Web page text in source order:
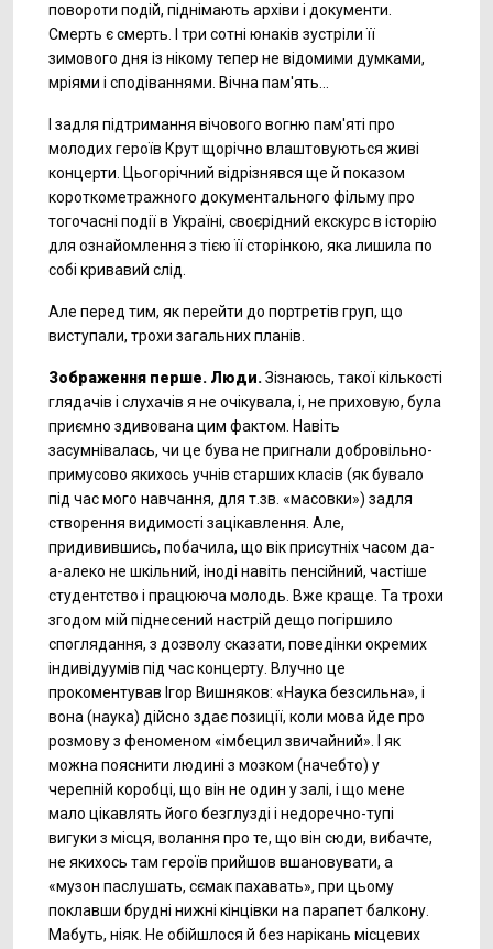
повороти подій, піднімають архіви і документи.
Смерть є смерть. І три сотні юнаків зустріли її
зимового дня із нікому тепер не відомими думками,
мріями і сподіваннями. Вічна пам'ять…
І задля підтримання вічового вогню пам'яті про
молодих героїв Крут щорічно влаштовуються живі
концерти. Цьогорічний відрізнявся ще й показом
короткометражного документального фільму про
тогочасні події в Україні, своєрідний екскурс в історію
для ознайомлення з тією її сторінкою, яка лишила по
собі кривавий слід.
Але перед тим, як перейти до портретів груп, що
виступали, трохи загальних планів.
Зображення перше. Люди.Зізнаюсь, такої кількості
глядачів і слухачів я не очікувала, і, не приховую, була
приємно здивована цим фактом. Навіть
засумнівалась, чи це бува не пригнали добровільно-
примусово якихось учнів старших класів (як бувало
під час мого навчання, для т.зв. «масовки») задля
створення видимості зацікавлення. Але,
придивившись, побачила, що вік присутніх часом да-
а-алеко не шкільний, іноді навіть пенсійний, частіше
студентство і працююча молодь. Вже краще. Та трохи
згодом мій піднесений настрій дещо погіршило
споглядання, з дозволу сказати, поведінки окремих
індивідуумів під час концерту. Влучно це
прокоментував Ігор Вишняков: «Наука безсильна», і
вона (наука) дійсно здає позиції, коли мова йде про
розмову з феноменом «імбецил звичайний». І як
можна пояснити людині з мозком (начебто) у
черепній коробці, що він не один у залі, і що мене
мало цікавлять його безглузді і недоречно-тупі
вигуки з місця, волання про те, що він сюди, вибачте,
не якихось там героїв прийшов вшановувати, а
«музон паслушать, сємак пахавать», при цьому
поклавши брудні нижні кінцівки на парапет балкону.
Мабуть, ніяк. Не обійшлося й без нарікань місцевих